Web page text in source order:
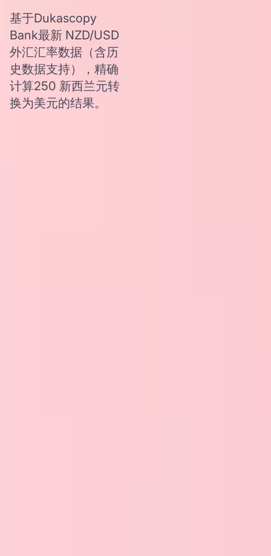
基于Dukascopy
Bank最新 NZD/USD
外汇汇率数据（含历
史数据支持），精确
计算250 新西兰元转
换为美元的结果。